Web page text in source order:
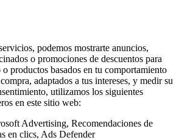
podemos mostrarte anuncios,
o promociones de descuentos para
productos basados en tu comportamiento
adaptados a tus intereses, y medir su
utilizamos los siguientes
en este sitio web:
Advertising, Recomendaciones de
en clics, Ads Defender